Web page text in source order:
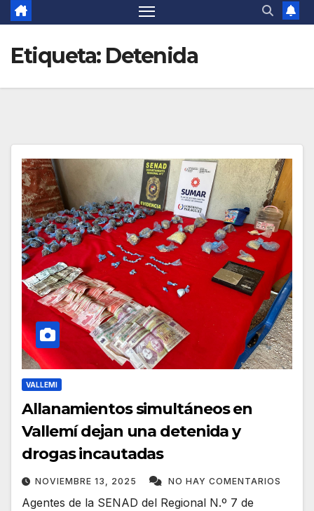
Etiqueta: Detenida
VALLEMI
Allanamientos simultáneos en
Vallemí dejan una detenida y
drogas incautadas
NOVIEMBRE 13, 2025 NO HAY COMENTARIOS
Agentes de la SENAD del Regional N.º 7 de